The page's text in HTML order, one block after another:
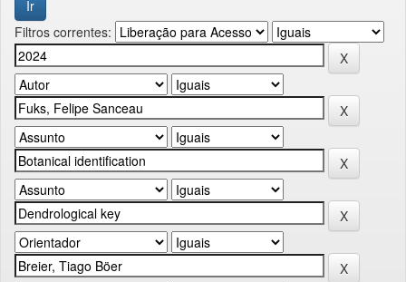
Filtros correntes: